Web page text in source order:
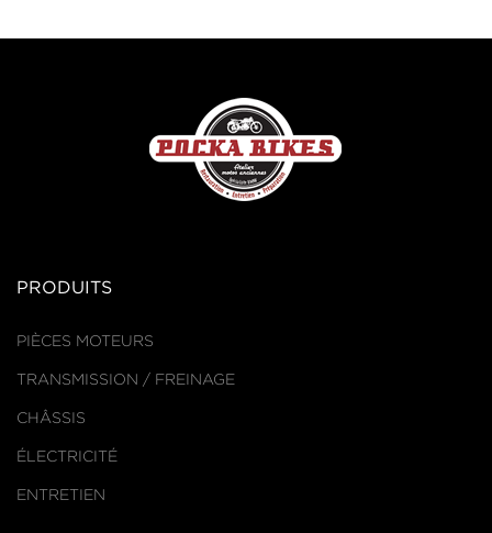
PRODUITS
PIÈCES MOTEURS
TRANSMISSION / FREINAGE
CHÂSSIS
ÉLECTRICITÉ
ENTRETIEN